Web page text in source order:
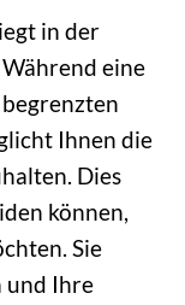
in der
Während eine
Ihnen die
Dies
können,
Sie
und Ihre